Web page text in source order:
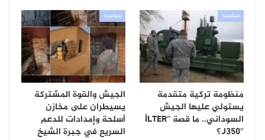
سياسية
منظومة تركية متقدمة
يستولي عليها الجيش
السوداني.. ما قصة “İLTER
J350″؟
سياسية
الجيش والقوة المشتركة
يسيطران على مخازن
أسلحة وإمدادات للدعم
السريع في جبرة الشيخ